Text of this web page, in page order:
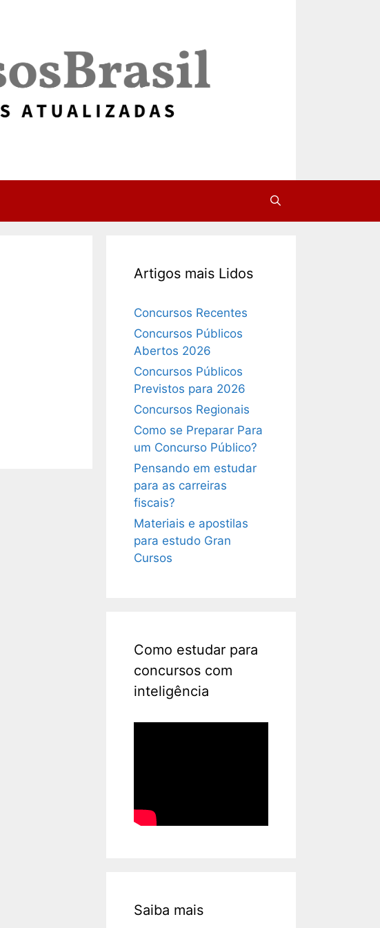
Artigos mais Lidos
Concursos Recentes
Concursos Públicos
Abertos 2026
Concursos Públicos
Previstos para 2026
Concursos Regionais
Como se Preparar Para
um Concurso Público?
Pensando em estudar
para as carreiras
fiscais?
Materiais e apostilas
para estudo Gran
Cursos
Como estudar para
concursos com
inteligência
Saiba mais